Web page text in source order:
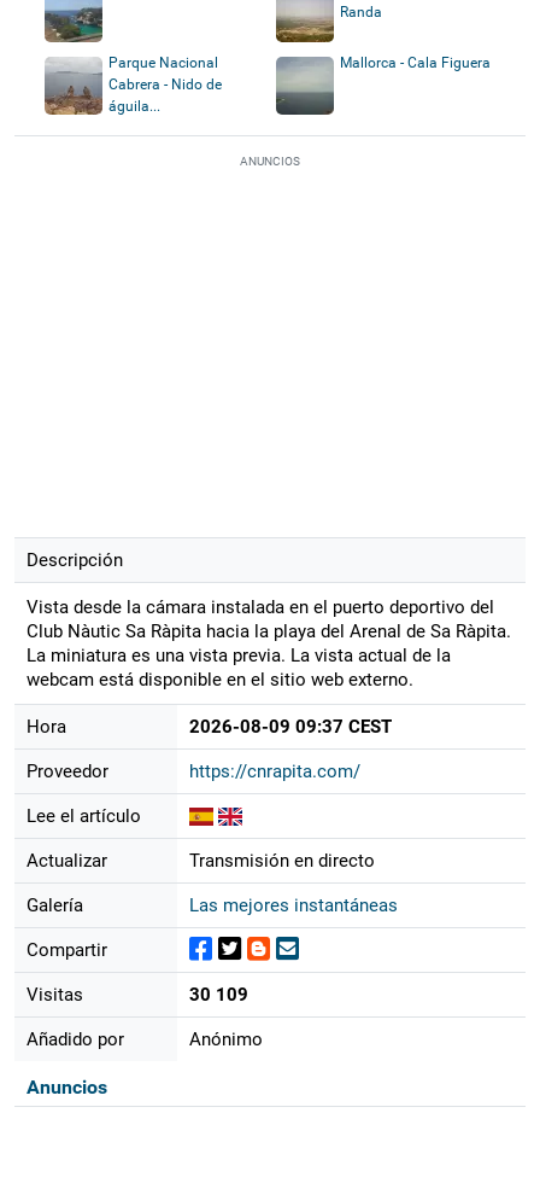
Randa
Parque Nacional
Cabrera - Nido de
águila...
Mallorca - Cala Figuera
ANUNCIOS
Descripción
Vista desde la cámara instalada en el puerto deportivo del
Club Nàutic Sa Ràpita hacia la playa del Arenal de Sa Ràpita.
La miniatura es una vista previa. La vista actual de la
webcam está disponible en el sitio web externo.
Hora 2026-08-09 09:37 CEST
Proveedor https://cnrapita.com/
Lee el artículo
Actualizar Transmisión en directo
Galería Las mejores instantáneas
Compartir
Visitas 30 109
Añadido por Anónimo
Anuncios